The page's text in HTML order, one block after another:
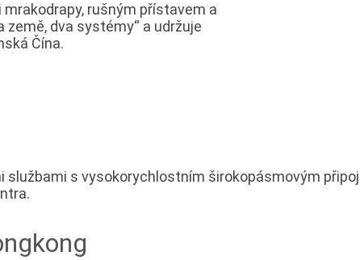
rušným přístavem a
dva systémy“ a udržuje
Čína.
s vysokorychlostním širokopásmovým